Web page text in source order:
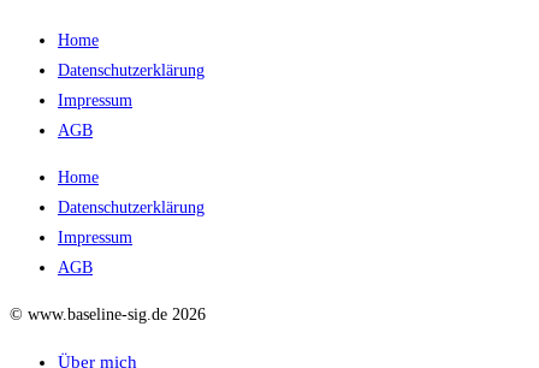
Home
Datenschutzerklärung
Impressum
AGB
Home
Datenschutzerklärung
Impressum
AGB
© www.baseline-sig.de 2026
Über mich